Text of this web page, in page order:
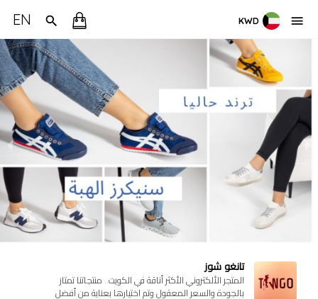
KWD
EN
تانغو شوز
المتجر الألكتروني الأكثر أناقة في الكويت.. منتجاتنا تمتاز
بالجودة والسعر المعقول وتم اختيارها بعناية من أفضل